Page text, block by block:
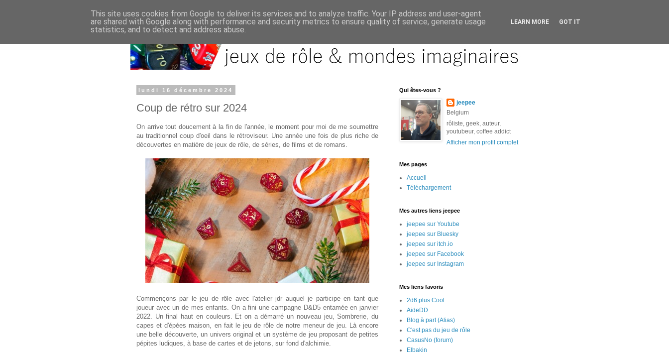
lundi 16 décembre 2024
Coup de rétro sur 2024
On arrive tout doucement à la fin de l'année, le moment pour moi de me soumettre
au traditionnel coup d'oeil dans le rétroviseur. Une année une fois de plus riche de
découvertes en matière de jeux de rôle, de séries, de films et de romans.
Commençons par le jeu de rôle avec l'atelier jdr auquel je participe en tant que
joueur avec un de mes enfants. On a fini une campagne D&D5 entamée en janvier
2022. Un final haut en couleurs. Et on a démarré un nouveau jeu, Sombrerie, du
capes et d'épées maison, en fait le jeu de rôle de notre meneur de jeu. Là encore
une belle découverte, un univers original et un système de jeu proposant de petites
pépites ludiques, à base de cartes et de jetons, sur fond d'alchimie.
Qui êtes-vous ?
jeepee
Belgium
rôliste, geek, auteur,
youtubeur, coffee addict
Afficher mon profil complet
Mes pages
Accueil
Téléchargement
Mes autres liens jeepee
jeepee sur Youtube
jeepee sur Bluesky
jeepee sur itch.io
jeepee sur Facebook
jeepee sur Instagram
Mes liens favoris
2d6 plus Cool
AideDD
Blog à part (Alias)
C'est pas du jeu de rôle
CasusNo (forum)
Elbakin
This site uses cookies from Google to deliver its services and to analyze traffic. Your IP address and user-agent
are shared with Google along with performance and security metrics to ensure quality of service, generate usage
statistics, and to detect and address abuse.
LEARN MORE GOT IT